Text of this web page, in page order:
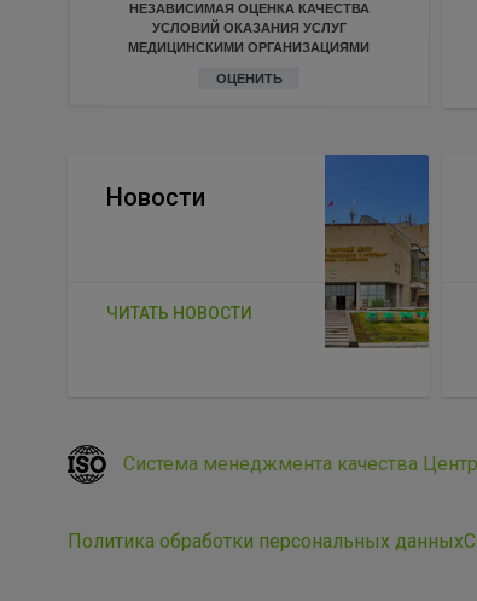
НЕЗАВИСИМАЯ ОЦЕНКА КАЧЕСТВА
УСЛОВИЙ ОКАЗАНИЯ УСЛУГ
МЕДИЦИНСКИМИ ОРГАНИЗАЦИЯМИ
ОЦЕНИТЬ
Новости
ЧИТАТЬ НОВОСТИ
Система менеджмента качества
Политика обработки персональных данных